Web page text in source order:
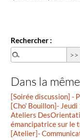
Rechercher :
Dans la
[Soirée discussion] -
[Cho’ Bouillon]-
Ateliers
émancipatrice sur le
[Atelier]-